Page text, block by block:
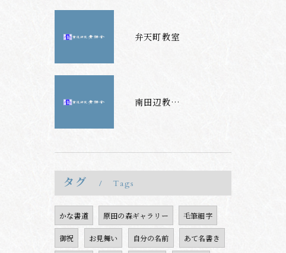
弁天町教室
南田辺教室（阿倍野区桃ヶ池町）
タグ Tags
かな書道 原田の森ギャラリー 毛筆細字
御祝 お見舞い 自分の名前 あて名書き